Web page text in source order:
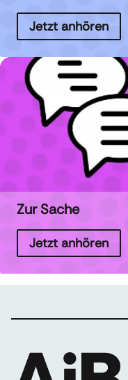
Jetzt anhören
Zur Sache
Jetzt anhören